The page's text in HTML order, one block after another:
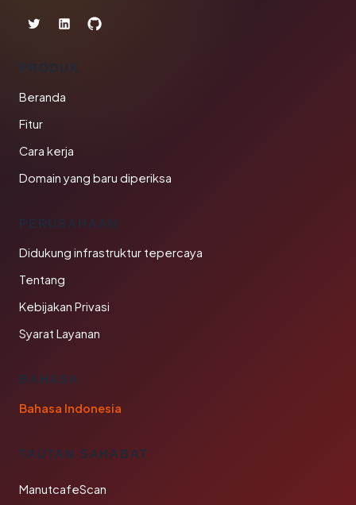
PRODUK
Beranda
Fitur
Cara kerja
Domain yang baru diperiksa
PERUSAHAAN
Didukung infrastruktur tepercaya
Tentang
Kebijakan Privasi
Syarat Layanan
BAHASA
Bahasa Indonesia
TAUTAN SAHABAT
ManutcafeScan